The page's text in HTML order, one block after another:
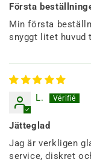
Första
Min första
snyggt litet huvud
L.
Jätteglad
Jag är verkligen
service, diskret